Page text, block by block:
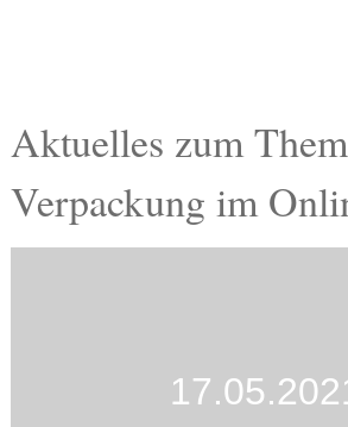
Gesundheit
Kultur
Sport
Aktuelles zum
Verpackung im